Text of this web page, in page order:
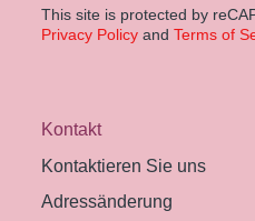
This site is protected by
Privacy Policyand Terms of
Kontakt
Kontaktieren Sie uns
Adressänderung